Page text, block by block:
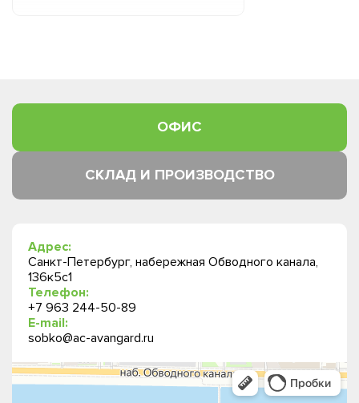
ОФИС
СКЛАД И ПРОИЗВОДСТВО
Адрес:
Санкт-Петербург, набережная Обводного канала,
136к5с1
Телефон:
+7 963 244-50-89
E-mail:
sobko@ac-avangard.ru